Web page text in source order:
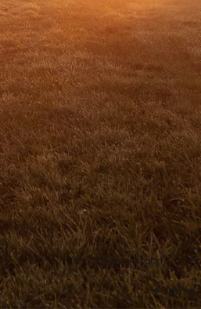
1/6 Sesja ślubna o